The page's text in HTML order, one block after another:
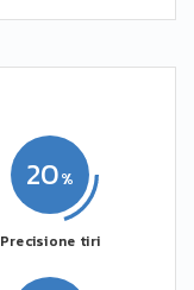
20
Precisione tiri